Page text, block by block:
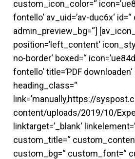
custom_icon_color=“
fontello‘ av_uid=’av-duc6x‘
admin_preview_bg=“]
position=’left_content‘
no-border‘ boxed=“
fontello‘ title=’PDF
heading_class=“
link=’manually,https://
content/uploads/2019/10/
linktarget=’_blank‘
custom_title=“
custom_bg=“ custom_font=“